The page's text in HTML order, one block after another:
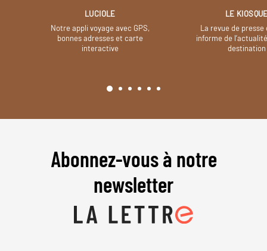
LUCIOLE
Notre appli voyage avec GPS,
bonnes adresses et carte
interactive
LE
La revue de presse
informe de
destination
Abonnez-vous à notre
newsletter